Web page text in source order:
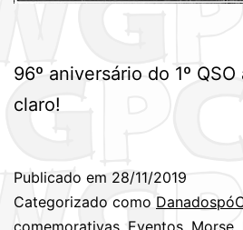
96º aniversário do 1º
claro!
Publicado em 28/11/2019
Categorizado como
comemorativas, Eventos, Morse,